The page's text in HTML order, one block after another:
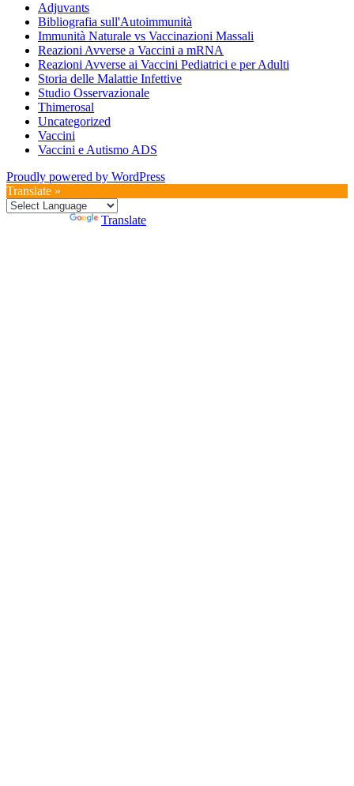
Adjuvants
Bibliografia sull'Autoimmunità
Immunità Naturale vs Vaccinazioni Massali
Reazioni Avverse a Vaccini a mRNA
Reazioni Avverse ai Vaccini Pediatrici e per Adulti
Storia delle Malattie Infettive
Studio Osservazionale
Thimerosal
Uncategorized
Vaccini
Vaccini e Autismo ADS
Proudly powered by WordPress
Translate »
Translate